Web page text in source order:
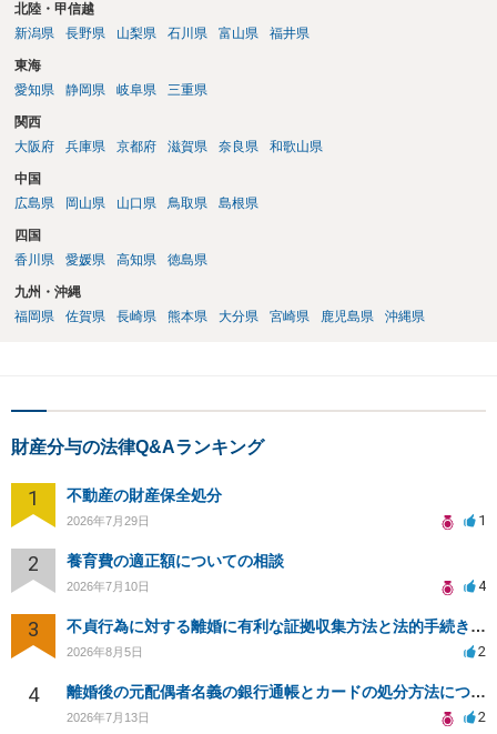
北陸・甲信越
新潟県
長野県 山梨県 石川県 富山県 福井県
東海
愛知県
静岡県 岐阜県 三重県
関西
大阪府
兵庫県 京都府 滋賀県 奈良県 和歌山県
中国
広島県
岡山県 山口県 鳥取県 島根県
四国
香川県
愛媛県 高知県 徳島県
九州・沖縄
福岡県
佐賀県 長崎県 熊本県 大分県 宮崎県 鹿児島県 沖縄県
財産分与の法律Q&Aランキング
1 不動産の財産保全処分
2026年7月29日 1
2 養育費の適正額についての相談
2026年7月10日 4
3 不貞行為に対する離婚に有利な証拠収集方法と法的手続きについて
2026年8月5日 2
4 離婚後の元配偶者名義の銀行通帳とカードの処分方法について
2026年7月13日 2